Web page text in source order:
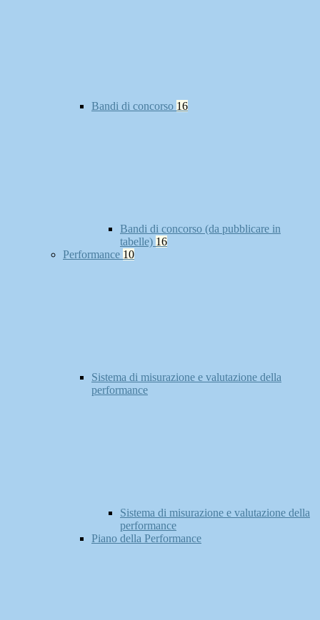
Bandi di concorso 16
Bandi di concorso (da pubblicare in
tabelle) 16
Performance 10
Sistema di misurazione e valutazione della
performance
Sistema di misurazione e valutazione della
performance
Piano della Performance